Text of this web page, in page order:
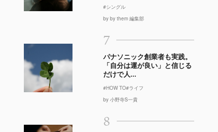
#シングル
by by them 編集部
7
パナソニック創業者も実践。
「自分は運が良い」と信じる
だけで人...
#HOW TO#ライフ
by 小野寺S一貴
8